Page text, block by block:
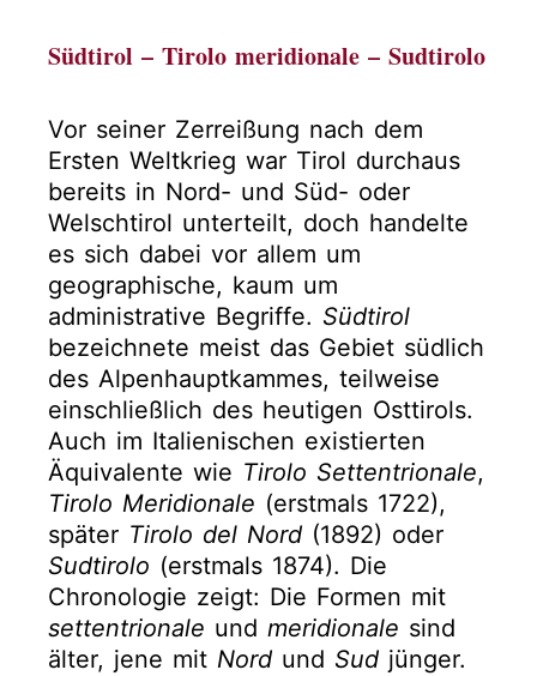
Südtirol – Tirolo meridionale – Sudtirolo
Vor seiner Zerreißung nach dem
Ersten Weltkrieg war Tirol durchaus
bereits in Nord- und Süd- oder
Welschtirol unterteilt, doch handelte
es sich dabei vor allem um
geographische, kaum um
administrative Begriffe. Südtirol
bezeichnete meist das Gebiet südlich
des Alpenhauptkammes, teilweise
einschließlich des heutigen Osttirols.
Auch im Italienischen existierten
Äquivalente wie Tirolo Settentrionale,
Tirolo Meridionale (erstmals 1722),
später Tirolo del Nord (1892) oder
Sudtirolo (erstmals 1874). Die
Chronologie zeigt: Die Formen mit
settentrionale und meridionale sind
älter, jene mit Nord und Sud jünger.